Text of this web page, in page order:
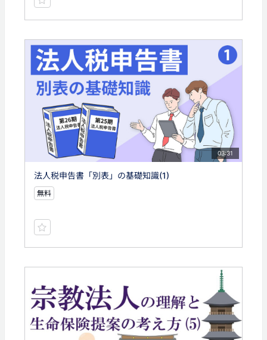
03:31
法人税申告書「別表」の基礎知識(1)
無料